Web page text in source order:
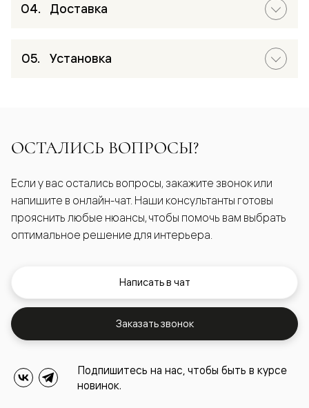
Доставка
Установка
ОСТАЛИСЬ ВОПРОСЫ?
Если у вас остались вопросы, закажите звонок или
напишите в онлайн-чат. Наши консультанты готовы
прояснить любые нюансы, чтобы помочь вам выбрать
оптимальное решение для интерьера.
Написать в чат
Заказать звонок
Подпишитесь на нас, чтобы быть в курсе
новинок.